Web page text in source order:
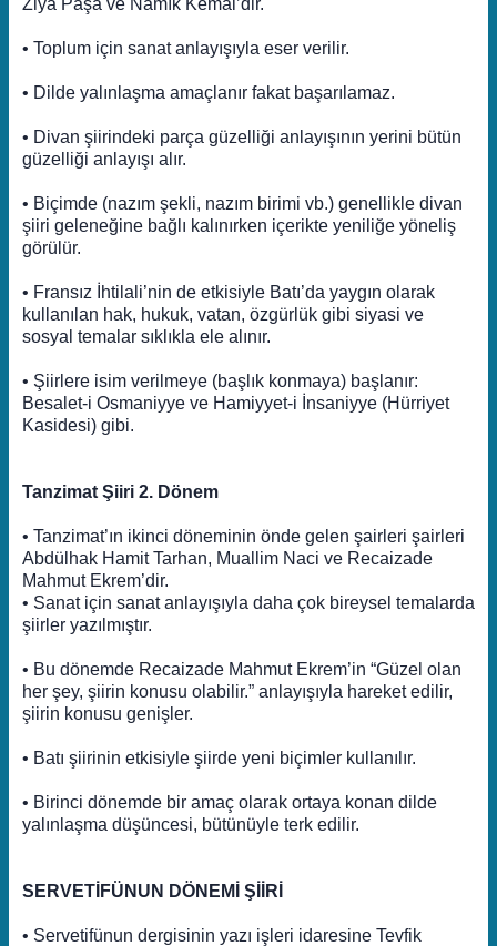
Ziya Paşa ve Namık Kemal’dir.
• Toplum için sanat anlayışıyla eser verilir.
• Dilde yalınlaşma amaçlanır fakat başarılamaz.
• Divan şiirindeki parça güzelliği anlayışının yerini bütün
güzelliği anlayışı alır.
• Biçimde (nazım şekli, nazım birimi vb.) genellikle divan
şiiri geleneğine bağlı kalınırken içerikte yeniliğe yöneliş
görülür.
• Fransız İhtilali’nin de etkisiyle Batı’da yaygın olarak
kullanılan hak, hukuk, vatan, özgürlük gibi siyasi ve
sosyal temalar sıklıkla ele alınır.
• Şiirlere isim verilmeye (başlık konmaya) başlanır:
Besalet-i Osmaniyye ve Hamiyyet-i İnsaniyye (Hürriyet
Kasidesi) gibi.
Tanzimat Şiiri 2. Dönem
• Tanzimat’ın ikinci döneminin önde gelen şairleri şairleri
Abdülhak Hamit Tarhan, Muallim Naci ve Recaizade
Mahmut Ekrem’dir.
• Sanat için sanat anlayışıyla daha çok bireysel temalarda
şiirler yazılmıştır.
• Bu dönemde Recaizade Mahmut Ekrem’in “Güzel olan
her şey, şiirin konusu olabilir.” anlayışıyla hareket edilir,
şiirin konusu genişler.
• Batı şiirinin etkisiyle şiirde yeni biçimler kullanılır.
• Birinci dönemde bir amaç olarak ortaya konan dilde
yalınlaşma düşüncesi, bütünüyle terk edilir.
SERVETİFÜNUN DÖNEMİ ŞİİRİ
• Servetifünun dergisinin yazı işleri idaresine Tevfik